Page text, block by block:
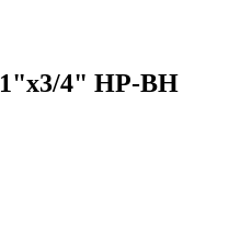
1"х3/4" НР-ВН